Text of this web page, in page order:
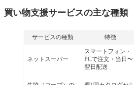
買い物支援サービスの主な種類
サービスの種類 特徴
ネットスーパー
スマートフォン・
PCで注文・当日〜
翌日配送